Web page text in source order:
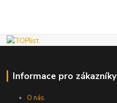
Informace pro zákazníky
O nás